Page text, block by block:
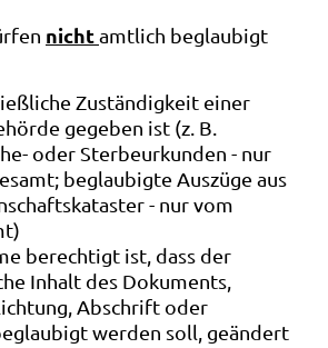
nichtamtlich beglaubigt
Zuständigkeit einer
gegeben ist (z. B.
oder Sterbeurkunden - nur
beglaubigte Auszüge aus
- nur vom
berechtigt ist, dass der
Inhalt des Dokuments,
Abschrift oder
werden soll, geändert